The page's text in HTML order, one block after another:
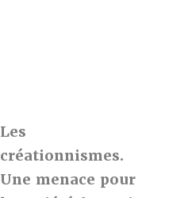
Les
créationnismes.
Une menace pour